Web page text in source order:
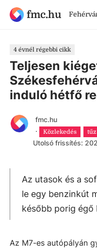
fmc.hu
4 évnél régebbi cikk
Teljesen
induló hétfő
fmc.hu
·
Közlekedés tűz
Utolsó frissítés:
Az utasok és a
le egy benzinkút
később porig égő
Az M7-es autópályán